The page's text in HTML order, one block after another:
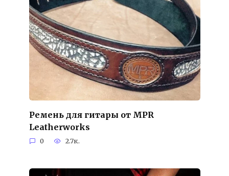
Ремень для гитары от MPR
Leatherworks
0 2.7к.